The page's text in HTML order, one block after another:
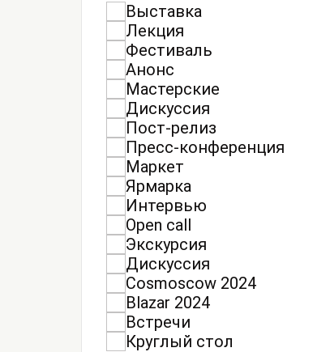
Выставка
Лекция
Фестиваль
Анонс
Мастерские
Дискуссия
Пост-релиз
Пресс-конференция
Маркет
Ярмарка
Интервью
Open call
Экскурсия
Дискуссия
Cosmoscow 2024
Blazar 2024
Встречи
Круглый стол